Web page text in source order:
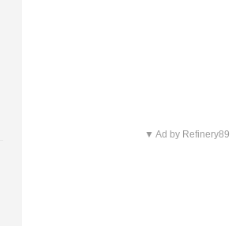
▼ Ad by Refinery89